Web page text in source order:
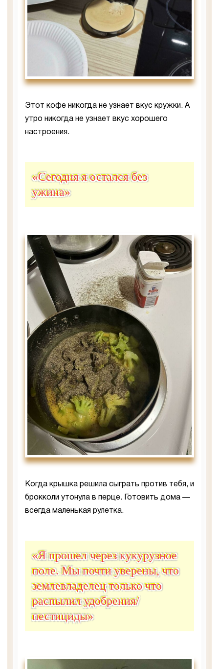
Этот кофе никогда не узнает вкус кружки. А
утро никогда не узнает вкус хорошего
настроения.
«Сегодня я остался без
ужина»
Когда крышка решила сыграть против тебя, и
брокколи утонула в перце. Готовить дома —
всегда маленькая рулетка.
«Я прошел через кукурузное
поле. Мы почти уверены, что
землевладелец только что
распылил удобрения/
пестициды»